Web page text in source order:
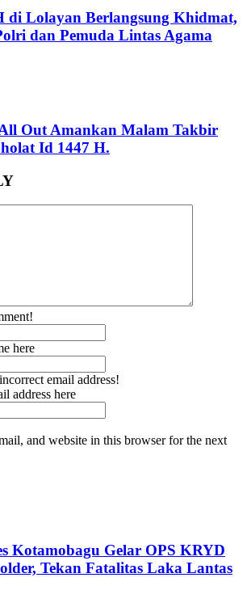
di Lolayan Berlangsung Khidmat,
dan Pemuda Lintas Agama
Out Amankan Malam Takbir
Id 1447 H.
here
email address!
address here
and website in this browser for the next
Kotamobagu Gelar OPS KRYD
Tekan Fatalitas Laka Lantas